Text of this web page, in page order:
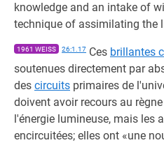
knowledge and an intake of
technique of assimilating the
1961 WEISS 26:1.17 Ces brillantes
soutenues directement par
des circuits primaires de
doivent avoir recours au
l'énergie lumineuse, mais les
encircuitées; elles ont «une